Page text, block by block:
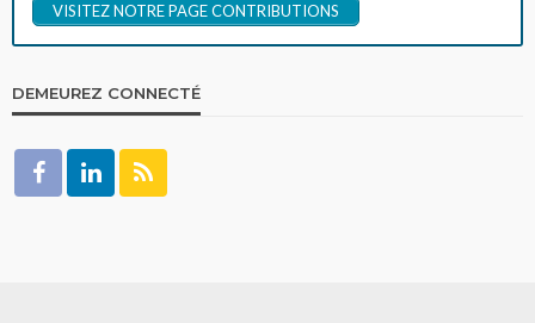
VISITEZ NOTRE PAGE CONTRIBUTIONS
DEMEUREZ CONNECTÉ